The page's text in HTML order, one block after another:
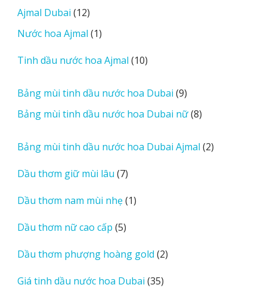
v
e
s
Ajmal Dubai 1212
sản
phẩm
Nước hoa Ajmal 11
phẩm
Tinh dầu nước hoa Ajmal 1010
phẩm
Bảng mùi tinh dầu nước hoa Dubai 99
sản
phẩm
Bảng mùi tinh dầu nước hoa Dubai nữ 88
phẩm
Bảng mùi tinh dầu nước hoa Dubai Ajmal 22
Dầu thơm giữ mùi lâu 77
phẩm
Dầu thơm nam mùi nhẹ 11
Dầu thơm nữ cao cấp 55
phẩm
Dầu thơm phượng hoàng gold 22
Giá tinh dầu nước hoa Dubai 3535